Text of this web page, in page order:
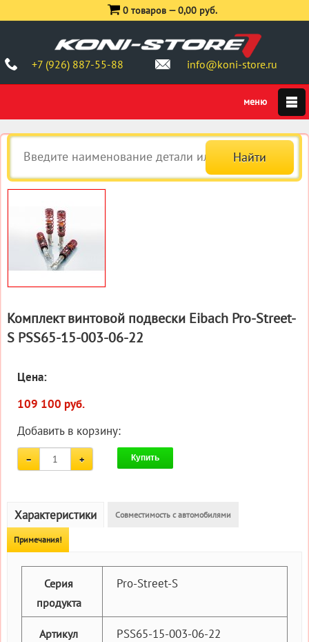
+7 (926) 887-55-88 info@koni-store.ru
0 товаров —0,00 руб.
Комплект винтовой подвески Eibach Pro-Street-
S PSS65-15-003-06-22
Цена:
109 100 руб.
Добавить в корзину:
Купить
Характеристики Совместимость с автомобилями
Примечания!
Серия
продукта
Pro-Street-S
Артикул PSS65-15-003-06-22